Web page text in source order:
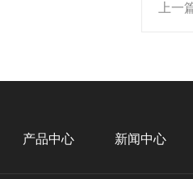
上一
产品中心 新闻中心